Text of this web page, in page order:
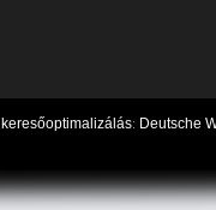
keresőoptimalizálás: Deutsche